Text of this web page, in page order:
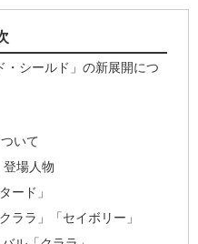
・シールド」の新展開につ
いて
場人物
ード」
ララ」「セイボリー」